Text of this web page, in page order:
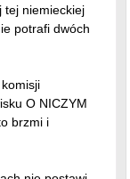
tej niemieckiej
potrafi dwóch
O NICZYM
brzmi i